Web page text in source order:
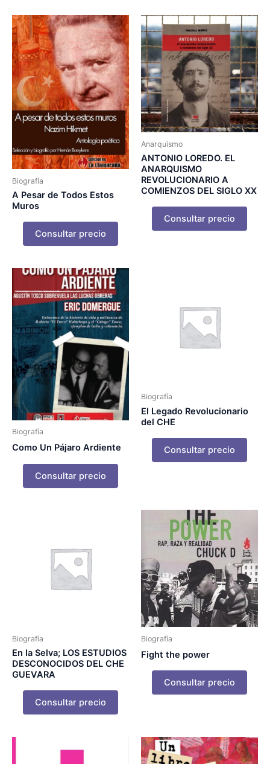
Biografía
A Pesar de Todos Estos
Muros
Consultar precio
Anarquismo
ANTONIO LOREDO. EL
ANARQUISMO
REVOLUCIONARIO A
COMIENZOS DEL SIGLO XX
Consultar precio
Biografía
Como Un Pájaro Ardiente
Consultar precio
Biografía
El Legado Revolucionario
del CHE
Consultar precio
Biografía
En la Selva; LOS ESTUDIOS
DESCONOCIDOS DEL CHE
GUEVARA
Consultar precio
Biografía
Fight the power
Consultar precio